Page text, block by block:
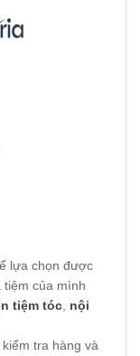
lựa chọn được
của mình
tiệm tóc nội
tra hàng và